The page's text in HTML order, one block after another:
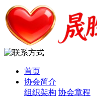
首页
协会简介
组织架构 协会章程